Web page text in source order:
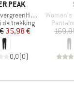
PEAK
Light Pants
prodotti
da trekking
Prezzo
Prezzo ridotto
35,98 €
0,0(0)
Articolo
Women's